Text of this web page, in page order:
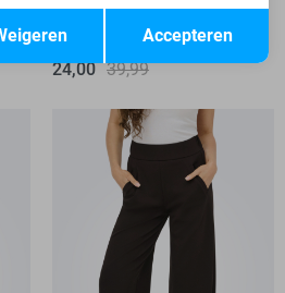
Only Broek
1
24,00 39,99
Opslaan
Accepteren